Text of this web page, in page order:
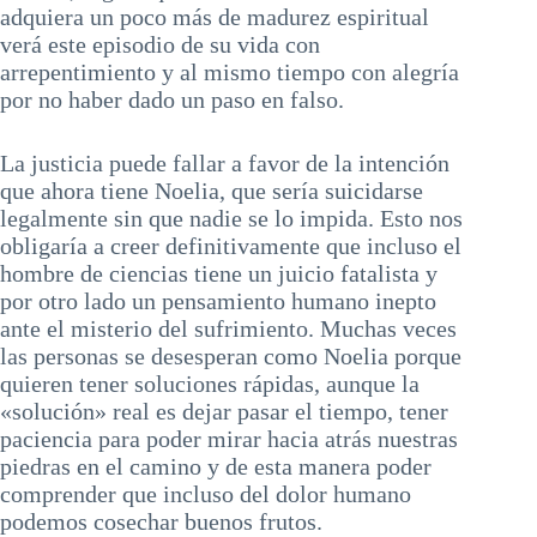
adquiera un poco más de madurez espiritual
verá este episodio de su vida con
arrepentimiento y al mismo tiempo con alegría
por no haber dado un paso en falso.
La justicia puede fallar a favor de la intención
que ahora tiene Noelia, que sería suicidarse
legalmente sin que nadie se lo impida. Esto nos
obligaría a creer definitivamente que incluso el
hombre de ciencias tiene un juicio fatalista y
por otro lado un pensamiento humano inepto
ante el misterio del sufrimiento. Muchas veces
las personas se desesperan como Noelia porque
quieren tener soluciones rápidas, aunque la
«solución» real es dejar pasar el tiempo, tener
paciencia para poder mirar hacia atrás nuestras
piedras en el camino y de esta manera poder
comprender que incluso del dolor humano
podemos cosechar buenos frutos.